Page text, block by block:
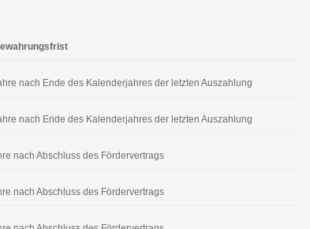
nach Ende des Kalenderjahres der letzten Auszahlung
nach Ende des Kalenderjahres der letzten Auszahlung
nach Abschluss des Fördervertrags
nach Abschluss des Fördervertrags